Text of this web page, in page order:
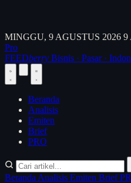
MINGGU, 9 AGUSTUS 2026 9
Pro
FEEDberry Bisnis · Pasar ·
Beranda
Analisis
Emiten
Brief
PRO
Beranda Analisis Emiten Brief